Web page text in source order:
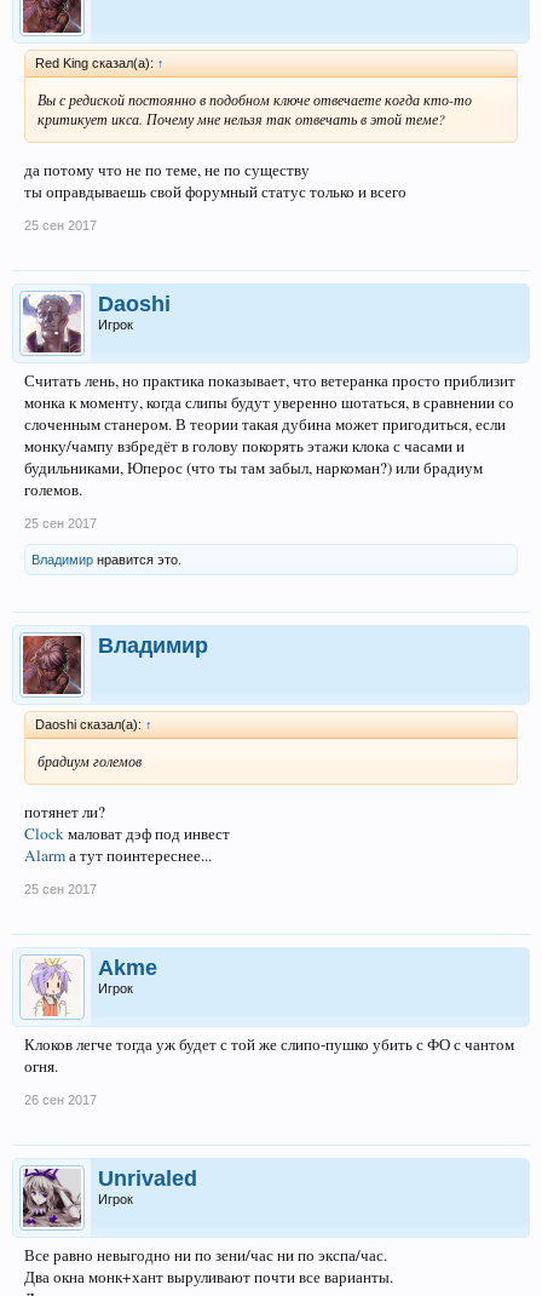
Red King сказал(а): ↑
Вы с редиской постоянно в подобном ключе отвечаете когда кто-то
критикует икса. Почему мне нельзя так отвечать в этой теме?
да потому что не по теме, не по существу
ты оправдываешь свой форумный статус только и всего
25 сен 2017
Daoshi
Игрок
Считать лень, но практика показывает, что ветеранка просто приблизит
монка к моменту, когда слипы будут уверенно шотаться, в сравнении со
слоченным станером. В теории такая дубина может пригодиться, если
монку/чампу взбредёт в голову покорять этажи клока с часами и
будильниками, Юперос (что ты там забыл, наркоман?) или брадиум
големов.
25 сен 2017
Владимир нравится это.
Владимир
Daoshi сказал(а): ↑
брадиум големов
потянет ли?
Clockмаловат дэф под инвест
Alarmа тут поинтереснее...
25 сен 2017
Akme
Игрок
Клоков легче тогда уж будет с той же слипо-пушко убить с ФО с чантом
огня.
26 сен 2017
Unrivaled
Игрок
Все равно невыгодно ни по зени/час ни по экспа/час.
Два окна монк+хант выруливают почти все варианты.